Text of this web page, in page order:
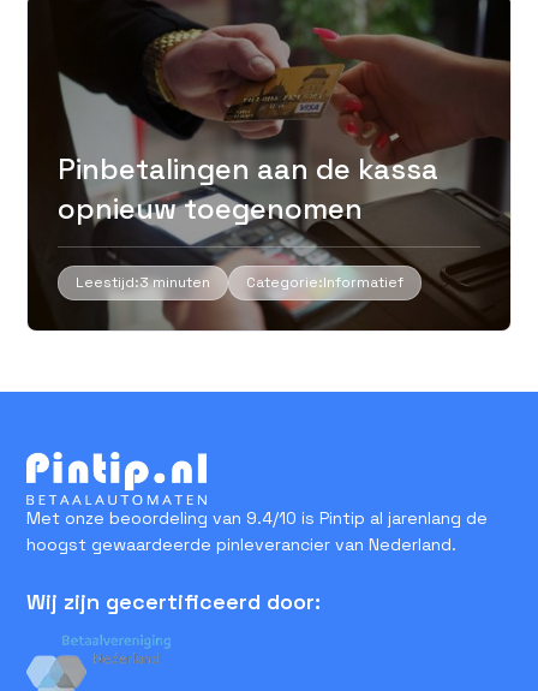
Pinbetalingen aan de kassa
opnieuw toegenomen
Leestijd:3 minuten Categorie:Informatief
Met onze beoordeling van 9.4/10 is Pintip al jarenlang de
hoogst gewaardeerde pinleverancier van Nederland.
Wij zijn gecertificeerd door: